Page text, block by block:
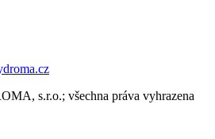
s.r.o.; všechna práva vyhrazena